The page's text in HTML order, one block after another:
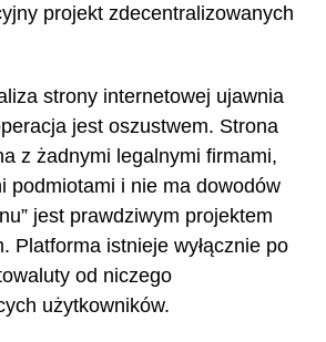
projekt zdecentralizowanych
strony internetowej ujawnia
jest oszustwem. Strona
z żadnymi legalnymi firmami,
podmiotami i nie ma dowodów
jest prawdziwym projektem
Platforma istnieje wyłącznie po
od niczego
użytkowników.